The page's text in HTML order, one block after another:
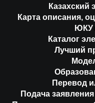
Казахский
Карта описания,
ЮКУ
Каталог
Лучший
Перевод
Подача